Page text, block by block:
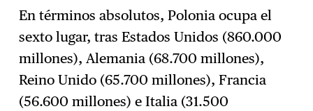
En términos absolutos, Polonia ocupa el
sexto lugar, tras Estados Unidos (860.000
millones), Alemania (68.700 millones),
Reino Unido (65.700 millones), Francia
(56.600 millones) e Italia (31.500